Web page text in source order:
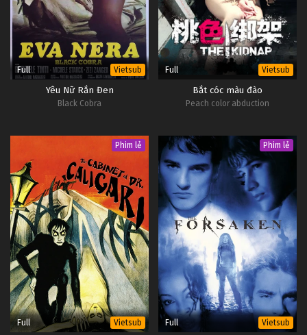
Full Vietsub
Yêu Nữ Rắn Đen
Black Cobra
Full Vietsub
Bắt cóc màu đào
Peach color abduction
Phim lẻ
Full Vietsub
Phim lẻ
Full Vietsub